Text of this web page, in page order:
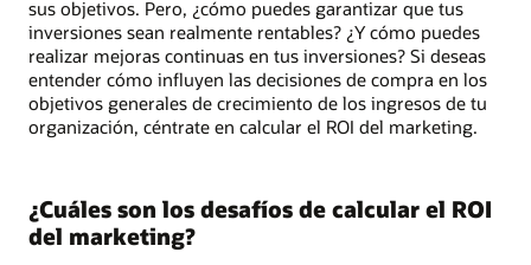
sus objetivos. Pero, ¿cómo puedes garantizar que tus
inversiones sean realmente rentables? ¿Y cómo puedes
realizar mejoras continuas en tus inversiones? Si deseas
entender cómo influyen las decisiones de compra en los
objetivos generales de crecimiento de los ingresos de tu
organización, céntrate en calcular el ROI del marketing.
¿Cuáles son los desafíos de calcular el ROI
del marketing?